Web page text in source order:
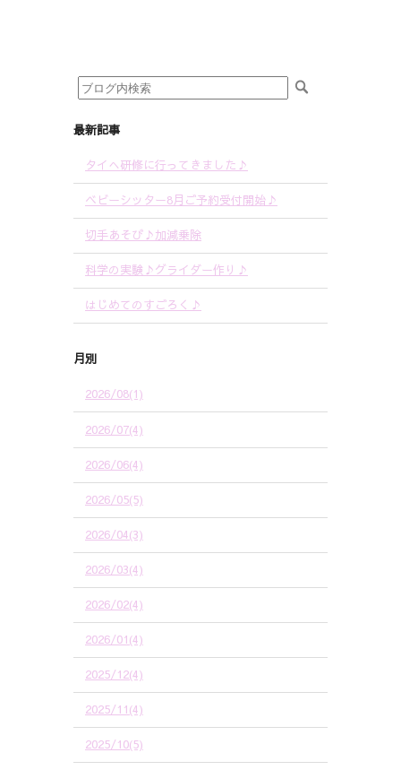
最新記事
タイへ研修に行ってきました♪
ベビーシッター8月ご予約受付開始♪
切手あそび♪加減乗除
科学の実験♪グライダー作り♪
はじめてのすごろく♪
月別
2026/08(1)
2026/07(4)
2026/06(4)
2026/05(5)
2026/04(3)
2026/03(4)
2026/02(4)
2026/01(4)
2025/12(4)
2025/11(4)
2025/10(5)